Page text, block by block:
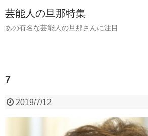
芸能人の旦那特集
あの有名な芸能人の旦那さんに注目
7
2019/7/12